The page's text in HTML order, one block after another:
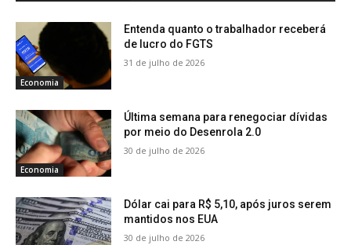
Economia
Entenda quanto o trabalhador receberá
de lucro do FGTS
31 de julho de 2026
Economia
Última semana para renegociar dívidas
por meio do Desenrola 2.0
30 de julho de 2026
Dólar cai para R$ 5,10, após juros serem
mantidos nos EUA
30 de julho de 2026